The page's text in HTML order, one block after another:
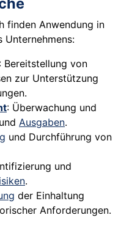
finden Anwendung in
Unternehmens:
: Bereitstellung von
zur Unterstützung
: Überwachung und
Ausgaben.
und Durchführung von
und
.
der Einhaltung
Anforderungen.